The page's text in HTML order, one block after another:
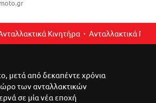
Κινητήρα Ανταλλακτικά
μετά από δεκαπέντε χρόνια
των ανταλλακτικών
σε μία νέα εποχή